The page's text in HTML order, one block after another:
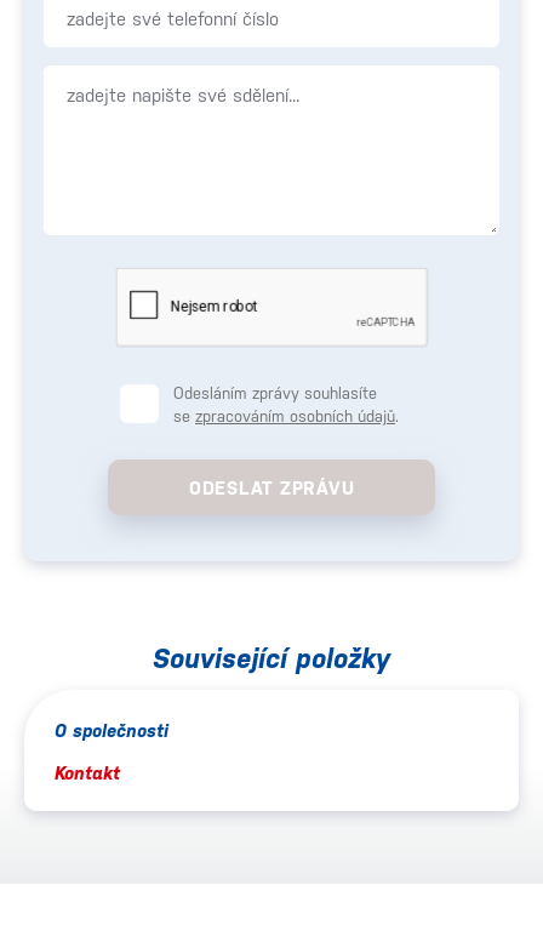
Odesláním zprávy souhlasíte
se zpracováním osobních údajů.
ODESLAT ZPRÁVU
Související položky
O společnosti
Kontakt